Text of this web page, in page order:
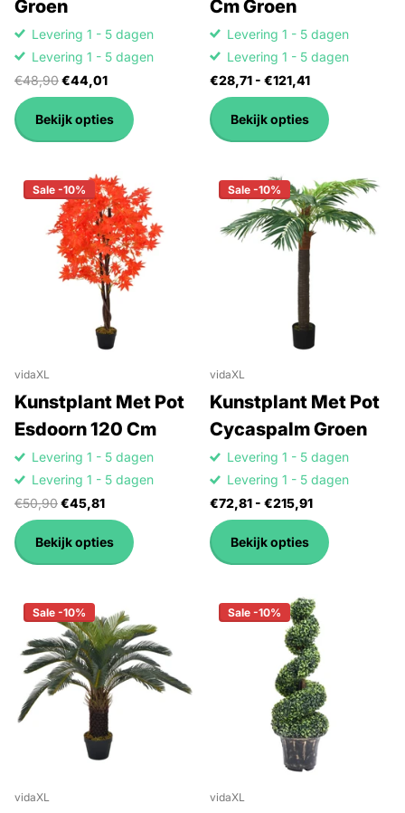
Groen
Levering 1 - 5 dagen
Levering 1 - 5 dagen
€48,90€44,01
Bekijk opties
Cm Groen
Levering 1 - 5 dagen
Levering 1 - 5 dagen
€28,71 - €121,41
Bekijk opties
Sale -10%
vidaXL
Kunstplant Met Pot
Esdoorn 120 Cm
Levering 1 - 5 dagen
Levering 1 - 5 dagen
€50,90€45,81
Bekijk opties
Sale -10%
vidaXL
Kunstplant Met Pot
Cycaspalm Groen
Levering 1 - 5 dagen
Levering 1 - 5 dagen
€72,81 - €215,91
Bekijk opties
Sale -10%
vidaXL
Sale -10%
vidaXL